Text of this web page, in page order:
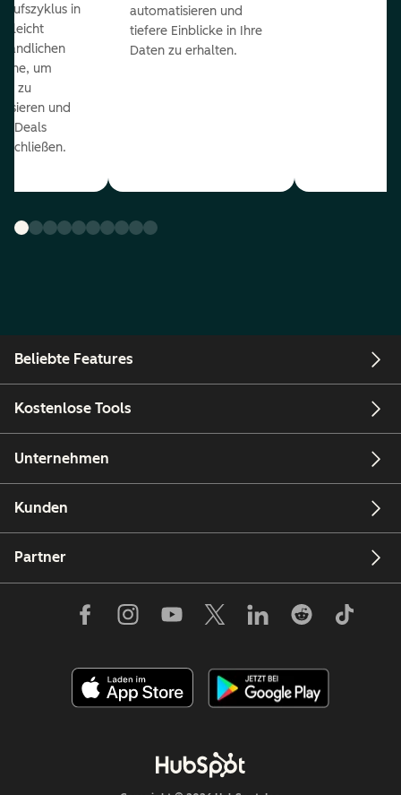
in
leicht
um
zu
und
Deals
automatisieren und
tiefere Einblicke in Ihre
Daten zu erhalten.
Beliebte Features
Kostenlose Tools
Unternehmen
Kunden
Partner